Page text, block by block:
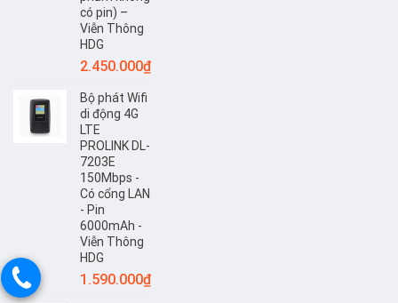
HDG
có pin) –
Viễn Thông
HDG
2.450.000₫
Bộ phát Wifi
di động 4G
LTE
PROLINK DL-
7203E
150Mbps -
Có cổng LAN
- Pin
6000mAh -
Viễn Thông
HDG
1.590.000₫